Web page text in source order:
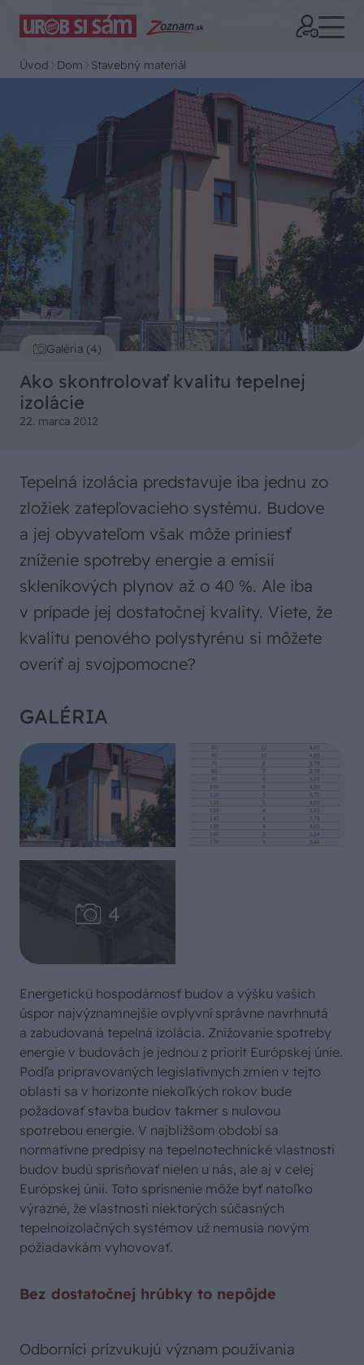
Úvod Dom Stavebný materiál
Galéria (4)
Ako skontrolovať kvalitu tepelnej
izolácie
22. marca 2012
Tepelná izolácia predstavuje iba jednu zo
zložiek zatepľovacieho systému. Budove
a jej obyvateľom však môže priniesť
zníženie spotreby energie a emisií
skleníkových plynov až o 40 %. Ale iba
v prípade jej dostatočnej kvality. Viete, že
kvalitu penového polystyrénu si môžete
overiť aj svojpomocne?
GALÉRIA
Energetickú hospodárnosť budov a výšku vašich
úspor najvýznamnejšie ovplyvní správne navrhnutá
a zabudovaná tepelná izolácia. Znižovanie spotreby
energie v budovách je jednou z priorít Európskej únie.
Podľa pripravovaných legislatívnych zmien v tejto
oblasti sa v horizonte niekoľkých rokov bude
požadovať stavba budov takmer s nulovou
spotrebou energie. V najbližšom období sa
normatívne predpisy na tepelnotechnické vlastnosti
budov budú sprísňovať nielen u nás, ale aj v celej
Európskej únii. Toto sprísnenie môže byť natoľko
výrazné, že vlastnosti niektorých súčasných
tepelnoizolačných systémov už nemusia novým
požiadavkám vyhovovať.
Bez dostatočnej hrúbky to nepôjde
Odborníci prízvukujú význam používania